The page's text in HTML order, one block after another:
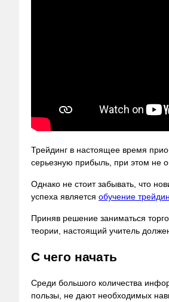
Трейдинг в настоящее время
серьезную прибыль, при этом не
Однако не стоит забывать, что
успеха является обучение
Приняв решение заниматься
теории, настоящий учитель
С чего начать
Среди большого количества
пользы, не дают необходимых